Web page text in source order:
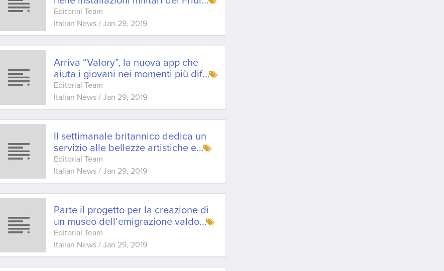
Editorial Team
Italian News /Jan 29, 2019
Arriva “Valory”, la nuova app che
aiuta i giovani nei momenti più dif...
Editorial Team
Italian News /Jan 29, 2019
Il settimanale britannico dedica un
servizio alle bellezze artistiche e...
Editorial Team
Italian News /Jan 29, 2019
Parte il progetto per la creazione di
un museo dell’emigrazione valdo...
Editorial Team
Italian News /Jan 29, 2019